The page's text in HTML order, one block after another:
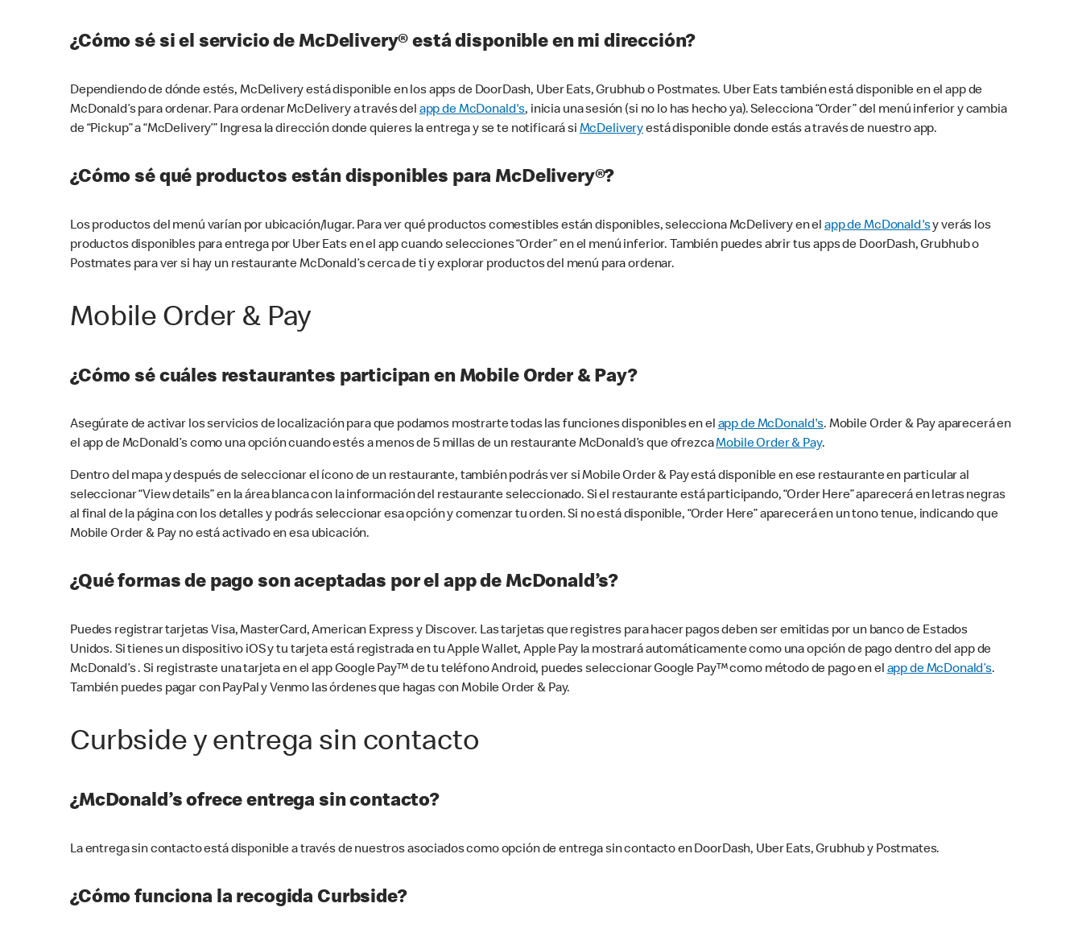
¿Cómo sé si el servicio de McDelivery® está disponible en mi dirección?
Dependiendo de dónde estés, McDelivery está disponible en los apps de DoorDash, Uber Eats, Grubhub o Postmates. Uber Eats también está disponible en el app de
McDonald’s para ordenar. Para ordenar McDelivery a través del app de McDonald's, inicia una sesión (si no lo has hecho ya). Selecciona “Order” del menú inferior y cambia
de “Pickup” a “McDelivery’” Ingresa la dirección donde quieres la entrega y se te notificará si McDeliveryestá disponible donde estás a través de nuestro app.
¿Cómo sé qué productos están disponibles para McDelivery®?
Los productos del menú varían por ubicación/lugar. Para ver qué productos comestibles están disponibles, selecciona McDelivery en elapp de McDonald'sy verás los
productos disponibles para entrega por Uber Eats en el app cuando selecciones “Order” en el menú inferior. También puedes abrir tus apps de DoorDash, Grubhub o
Postmates para ver si hay un restaurante McDonald’s cerca de ti y explorar productos del menú para ordenar.
Mobile Order & Pay
¿Cómo sé cuáles restaurantes participan en Mobile Order & Pay?
Asegúrate de activar los servicios de localización para que podamos mostrarte todas las funciones disponibles en elapp de McDonald's. Mobile Order & Pay aparecerá en
el app de McDonald’s como una opción cuando estés a menos de 5 millas de un restaurante McDonald’s que ofrezcaMobile Order & Pay.
Dentro del mapa y después de seleccionar el ícono de un restaurante, también podrás ver si Mobile Order & Pay está disponible en ese restaurante en particular al
seleccionar “View details” en la área blanca con la información del restaurante seleccionado. Si el restaurante está participando, “Order Here” aparecerá en letras negras
al final de la página con los detalles y podrás seleccionar esa opción y comenzar tu orden. Si no está disponible, “Order Here” aparecerá en un tono tenue, indicando que
Mobile Order & Pay no está activado en esa ubicación.
¿Qué formas de pago son aceptadas por el app de McDonald’s?
Puedes registrar tarjetas Visa, MasterCard, American Express y Discover. Las tarjetas que registres para hacer pagos deben ser emitidas por un banco de Estados
Unidos. Si tienes un dispositivo iOS y tu tarjeta está registrada en tu Apple Wallet, Apple Pay la mostrará automáticamente como una opción de pago dentro del app de
McDonald’s . Si registraste una tarjeta en el app Google Pay™ de tu teléfono Android, puedes seleccionar Google Pay™ como método de pago en elapp de McDonald’s.
También puedes pagar con PayPal y Venmo las órdenes que hagas con Mobile Order & Pay.
Curbside y entrega sin contacto
¿McDonald’s ofrece entrega sin contacto?
La entrega sin contacto está disponible a través de nuestros asociados como opción de entrega sin contacto en DoorDash, Uber Eats, Grubhub y Postmates.
¿Cómo funciona la recogida Curbside?